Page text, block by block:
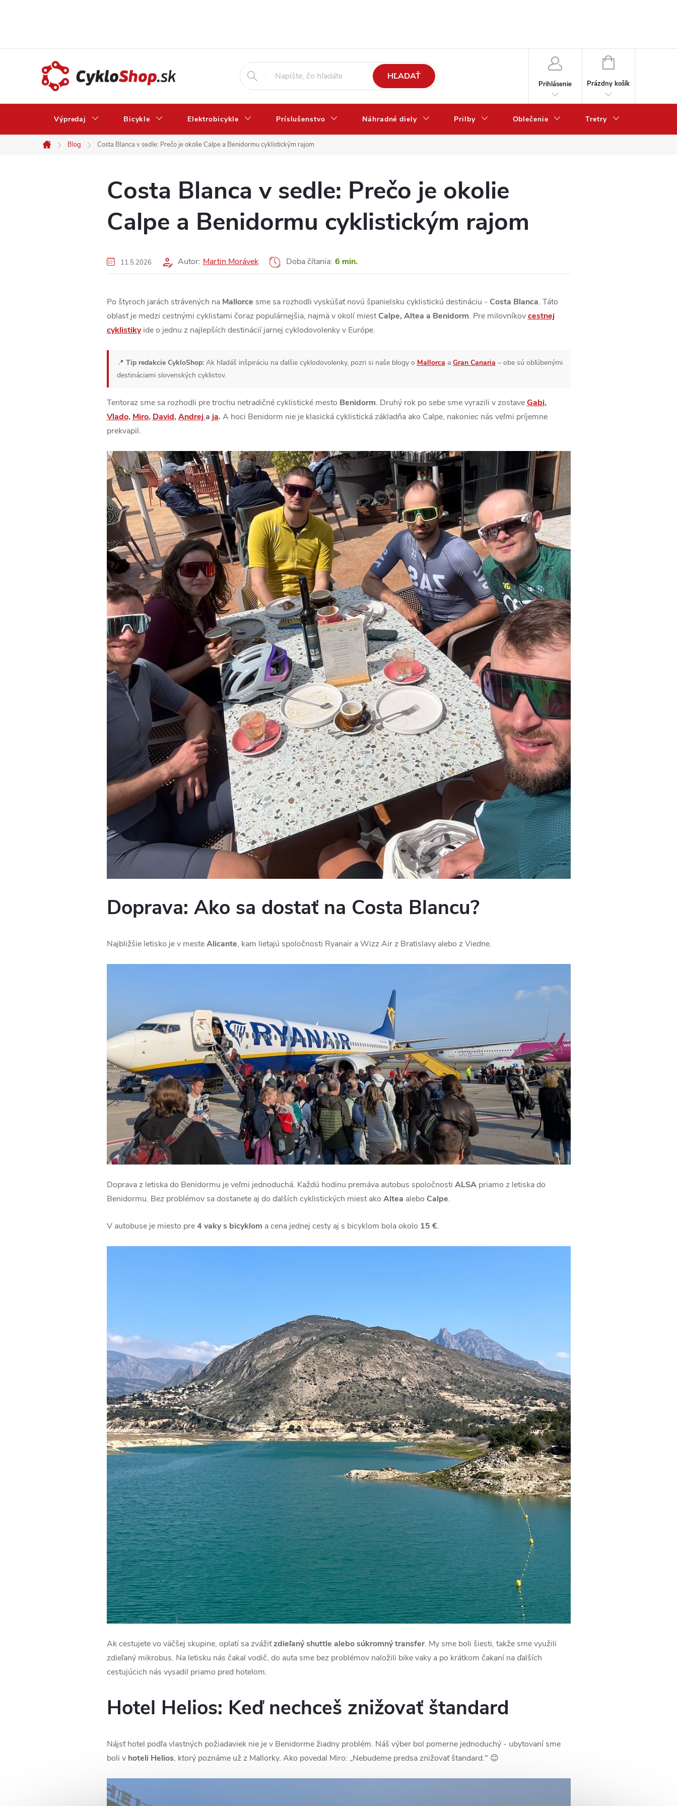
HĽADAŤ
Prihlásenie
NÁKUPNÝ
Prázdny košík
Výpredaj Bicykle Elektrobicykle Príslušenstvo Náhradné diely Prilby Oblečenie Tretry
Domov
Blog Costa Blanca v sedle: Prečo je okolie Calpe a Benidormu cyklistickým rajom
Costa Blanca v sedle: Prečo je okolie
Calpe a Benidormu cyklistickým rajom
11.5.2026 Autor: Martin Morávek Doba čítania: 6 min.
Po štyroch jarách strávených na Mallorce sme sa rozhodli vyskúšať novú španielsku cyklistickú destináciu - Costa Blanca. Táto
oblasť je medzi cestnými cyklistami čoraz populárnejšia, najmä v okolí miestCalpe, Altea a Benidorm. Pre milovníkovcestnej
cyklistikyide o jednu z najlepších destinácií jarnej cyklodovolenky v Európe.
📍 Tip redakcie CykloShop:Ak hľadáš inšpiráciu na ďalšie cyklodovolenky, pozri si naše blogy o Mallorca a Gran Canaria – obe sú obľúbenými
destináciami slovenských cyklistov.
Tentoraz sme sa rozhodli pre trochu netradičné cyklistické mesto Benidorm. Druhý rok po sebe sme vyrazili v zostaveGabi,
Vlado, Miro, David, Andreja ja. A hoci Benidorm nie je klasická cyklistická základňa ako Calpe, nakoniec nás veľmi príjemne
prekvapil.
Doprava: Ako sa dostať na Costa Blancu?
Najbližšie letisko je v mesteAlicante, kam lietajú spoločnosti Ryanair a Wizz Air z Bratislavy alebo z Viedne.
Doprava z letiska do Benidormu je veľmi jednoduchá. Každú hodinu premáva autobus spoločnosti ALSApriamo z letiska do
Benidormu. Bez problémov sa dostanete aj do ďalších cyklistických miest ako Altea alebo Calpe.
V autobuse je miesto pre4 vaky s bicyklom a cena jednej cesty aj s bicyklom bola okolo 15 €.
Ak cestujete vo väčšej skupine, oplatí sa zvážiťzdieľaný shuttle alebo súkromný transfer. My sme boli šiesti, takže sme využili
zdieľaný mikrobus. Na letisku nás čakal vodič, do auta sme bez problémov naložili bike vaky a po krátkom čakaní na ďalších
cestujúcich nás vysadil priamo pred hotelom.
Hotel Helios: Keď nechceš znižovať štandard
Nájsť hotel podľa vlastných požiadaviek nie je v Benidorme žiadny problém. Náš výber bol pomerne jednoduchý - ubytovaní sme
boli v hoteli Helios, ktorý poznáme už z Mallorky. Ako povedal Miro: „Nebudeme predsa znižovať štandard." 😊